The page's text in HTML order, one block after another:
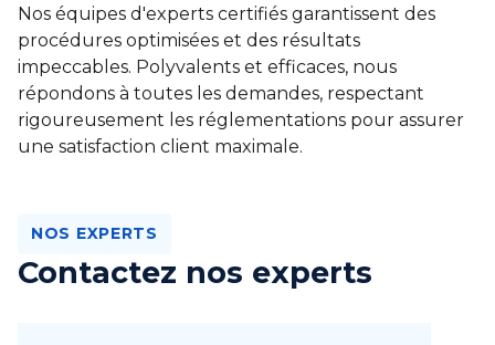
Nos équipes d'experts certifiés garantissent des
procédures optimisées et des résultats
impeccables. Polyvalents et efficaces, nous
répondons à toutes les demandes, respectant
rigoureusement les réglementations pour assurer
une satisfaction client maximale.
NOS EXPERTS
Contactez nos experts